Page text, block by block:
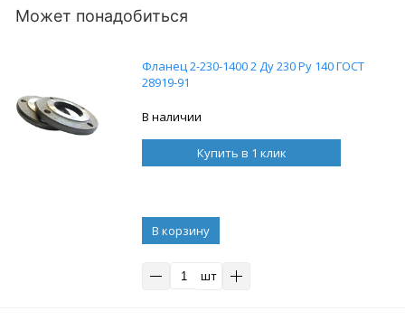
Может понадобиться
Фланец 2-230-1400 2 Ду 230 Ру 140 ГОСТ
28919-91
В наличии
Купить в 1 клик
В корзину
шт